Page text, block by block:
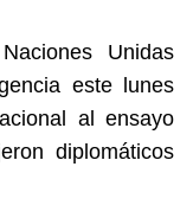
Unidas
este lunes
al ensayo
diplomáticos